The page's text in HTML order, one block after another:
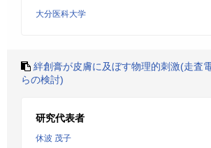
大分医科大学
絆創膏が皮膚に及ぼす物理的刺激(走査
らの検討)
研究代表者
休波 茂子